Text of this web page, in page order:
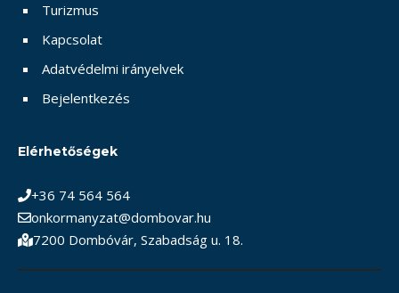
Turizmus
Kapcsolat
Adatvédelmi irányelvek
Bejelentkezés
Elérhetőségek
+36 74 564 564
onkormanyzat@dombovar.hu
7200 Dombóvár, Szabadság u. 18.